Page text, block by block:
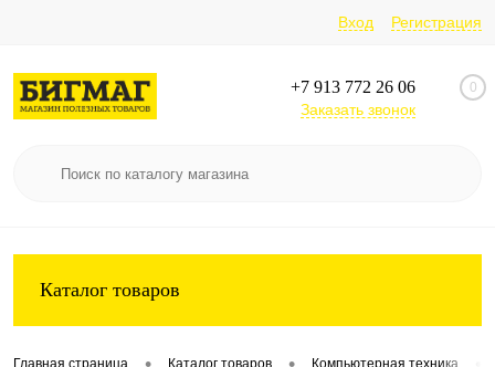
Вход Регистрация
+7 913 772 26 06
Заказать звонок
0
Каталог товаров